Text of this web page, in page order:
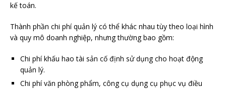
kế toán.
Thành phần chi phí quản lý có thể khác nhau tùy theo loại hình
và quy mô doanh nghiệp, nhưng thường bao gồm:
Chi phí khấu hao tài sản cố định sử dụng cho hoạt động
quản lý.
Chi phí văn phòng phẩm, công cụ dụng cụ phục vụ điều